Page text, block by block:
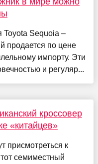
Sequoia –
продается по цене
импорту. Эти
и регуляр...
кроссовер
«китайцев»
присмотреться к
семиместный